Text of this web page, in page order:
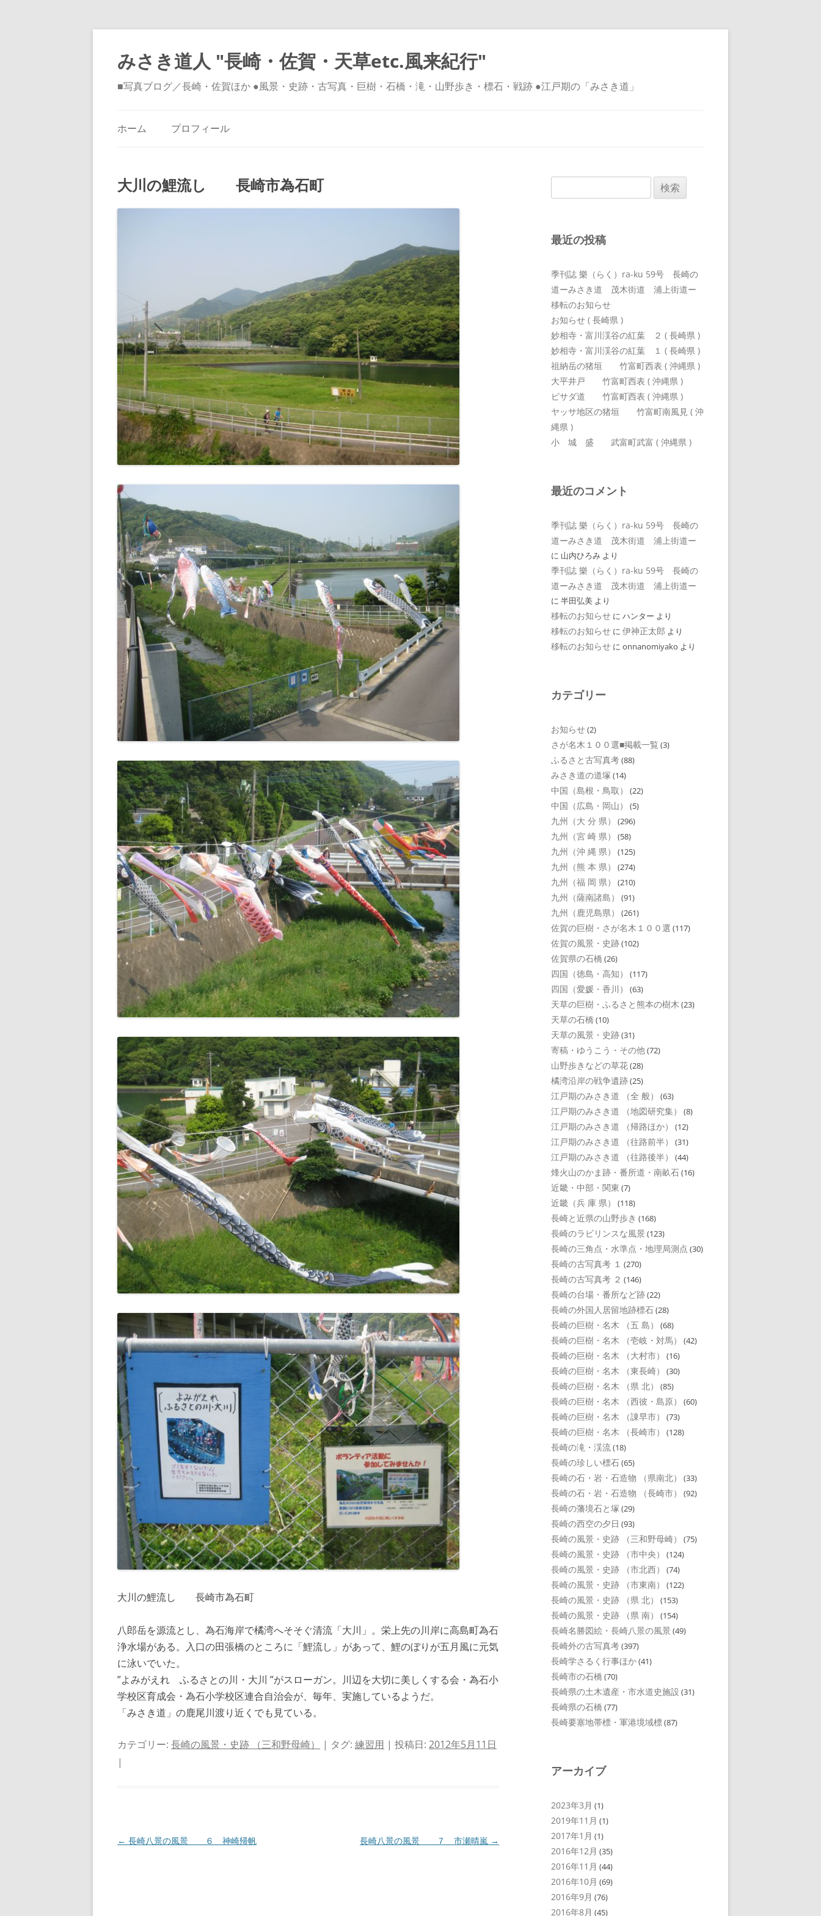
みさき道人 "長崎・佐賀・天草etc.風来紀行"
■写真ブログ／長崎・佐賀ほか ●風景・史跡・古写真・巨樹・石橋・滝・山野歩き・標石・戦跡 ●江戸期の「みさき道」
ホーム プロフィール
大川の鯉流し 長崎市為石町
大川の鯉流し 長崎市為石町
八郎岳を源流とし、為石海岸で橘湾へそそぐ清流「大川」。栄上先の川岸に高島町為石
浄水場がある。入口の田張橋のところに「鯉流し」があって、鯉のぼりが五月風に元気
に泳いでいた。
”よみがえれ ふるさとの川・大川 ”がスローガン。川辺を大切に美しくする会・為石小
学校区育成会・為石小学校区連合自治会が、毎年、実施しているようだ。
「みさき道」の鹿尾川渡り近くでも見ている。
カテゴリー: 長崎の風景・史跡 （三和野母崎） | タグ: 練習用 | 投稿日: 2012年5月11日
|
投
← 長崎八景の風景 ６ 神崎帰帆 長崎八景の風景 ７ 市瀬晴嵐 →
索:
最近の投稿
季刊誌 樂（らく）ra-ku 59号 長崎の
道ーみさき道 茂木街道 浦上街道ー
移転のお知らせ
お知らせ ( 長崎県 )
妙相寺・富川渓谷の紅葉 ２ ( 長崎県 )
妙相寺・富川渓谷の紅葉 １ ( 長崎県 )
祖納岳の猪垣 竹富町西表 ( 沖縄県 )
大平井戸 竹富町西表 ( 沖縄県 )
ピサダ道 竹富町西表 ( 沖縄県 )
ヤッサ地区の猪垣 竹富町南風見 ( 沖
縄県 )
小 城 盛 武富町武富 ( 沖縄県 )
最近のコメント
季刊誌 樂（らく）ra-ku 59号 長崎の
道ーみさき道 茂木街道 浦上街道ー
に 山内ひろみ より
季刊誌 樂（らく）ra-ku 59号 長崎の
道ーみさき道 茂木街道 浦上街道ー
に 半田弘美 より
移転のお知らせ に ハンター より
移転のお知らせ に 伊神正太郎 より
移転のお知らせ に onnanomiyako より
カテゴリー
お知らせ(2)
さが名木１００選■掲載一覧 (3)
ふるさと古写真考(88)
みさき道の道塚 (14)
中国（島根・鳥取） (22)
中国（広島・岡山） (5)
九州（大 分 県） (296)
九州（宮 崎 県） (58)
九州（沖 縄 県） (125)
九州（熊 本 県） (274)
九州（福 岡 県） (210)
九州（薩南諸島） (91)
九州（鹿児島県） (261)
佐賀の巨樹・さが名木１００選 (117)
佐賀の風景・史跡(102)
佐賀県の石橋 (26)
四国（徳島・高知） (117)
四国（愛媛・香川） (63)
天草の巨樹・ふるさと熊本の樹木 (23)
天草の石橋 (10)
天草の風景・史跡(31)
寄稿・ゆうこう・その他(72)
山野歩きなどの草花(28)
橘湾沿岸の戦争遺跡(25)
江戸期のみさき道 （全 般） (63)
江戸期のみさき道 （地図研究集） (8)
江戸期のみさき道 （帰路ほか） (12)
江戸期のみさき道 （往路前半） (31)
江戸期のみさき道 （往路後半） (44)
烽火山のかま跡・番所道・南畝石(16)
近畿・中部・関東 (7)
近畿（兵 庫 県） (118)
長崎と近県の山野歩き (168)
長崎のラビリンスな風景 (123)
長崎の三角点・水準点・地理局測点 (30)
長崎の古写真考 １ (270)
長崎の古写真考 ２ (146)
長崎の台場・番所など跡(22)
長崎の外国人居留地跡標石(28)
長崎の巨樹・名木 （五 島） (68)
長崎の巨樹・名木 （壱岐・対馬） (42)
長崎の巨樹・名木 （大村市） (16)
長崎の巨樹・名木 （東長崎） (30)
長崎の巨樹・名木 （県 北） (85)
長崎の巨樹・名木 （西彼・島原） (60)
長崎の巨樹・名木 （諌早市） (73)
長崎の巨樹・名木 （長崎市） (128)
長崎の滝・渓流(18)
長崎の珍しい標石(65)
長崎の石・岩・石造物 （県南北） (33)
長崎の石・岩・石造物 （長崎市） (92)
長崎の藩境石と塚 (29)
長崎の西空の夕日 (93)
長崎の風景・史跡 （三和野母崎） (75)
長崎の風景・史跡 （市中央） (124)
長崎の風景・史跡 （市北西） (74)
長崎の風景・史跡 （市東南） (122)
長崎の風景・史跡 （県 北） (153)
長崎の風景・史跡 （県 南） (154)
長崎名勝図絵・長崎八景の風景 (49)
長崎外の古写真考(397)
長崎学さるく行事ほか(41)
長崎市の石橋 (70)
長崎県の土木遺産・市水道史施設 (31)
長崎県の石橋 (77)
長崎要塞地帯標・軍港境域標(87)
アーカイブ
2023年3月 (1)
2019年11月 (1)
2017年1月 (1)
2016年12月 (35)
2016年11月 (44)
2016年10月 (69)
2016年9月 (76)
2016年8月 (45)